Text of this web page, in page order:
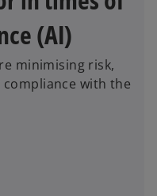
(AI)
minimising risk,
with the